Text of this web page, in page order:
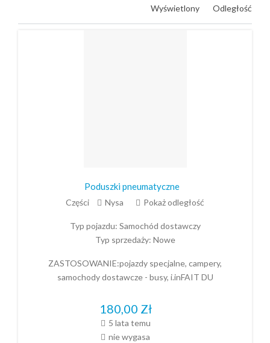
Wyświetlony
Odległość
Poduszki pneumatyczne
Części Nysa Pokaż odległość
Typ pojazdu: Samochód dostawczy
Typ sprzedaży: Nowe
ZASTOSOWANIE:pojazdy specjalne, campery,
samochody dostawcze - busy, i.inFAIT DU
180,00 Zł
5 lata temu
nie wygasa